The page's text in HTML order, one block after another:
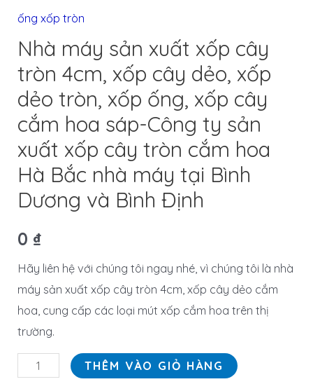
ống xốp tròn
Nhà máy sản xuất xốp cây
tròn 4cm, xốp cây dẻo, xốp
dẻo tròn, xốp ống, xốp cây
cắm hoa sáp-Công ty sản
xuất xốp cây tròn cắm hoa
Hà Bắc nhà máy tại Bình
Dương và Bình Định
0 ₫
Hãy liên hệ với chúng tôi ngay nhé, vì chúng tôi là nhà
máy sản xuất xốp cây tròn 4cm, xốp cây dẻo cắm
hoa, cung cấp các loại mút xốp cắm hoa trên thị
trường.
THÊM VÀO GIỎ HÀNG